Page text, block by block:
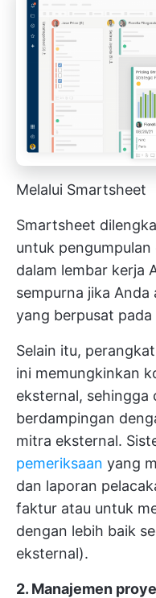
Melalui Smartsheet
Smartsheet
untuk
dalam lembar kerja
sempurna jika
yang berpusat pada
Selain itu,
ini memungkinkan
eksternal, sehingga
berdampingan
mitra eksternal.
pemeriksaan yang
dan laporan
faktur atau untuk
dengan lebih baik
eksternal).
2. Manajemen